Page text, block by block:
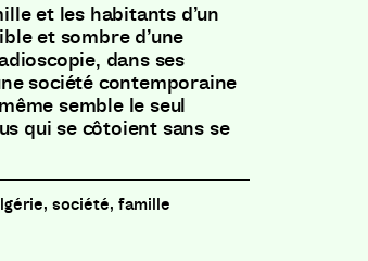
et les habitants d’un
et sombre d’une
dans ses
société contemporaine
semble le seul
qui se côtoient sans se
société, famille